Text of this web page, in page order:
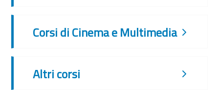
Corsi di Cinema e Multimedia
Altri corsi